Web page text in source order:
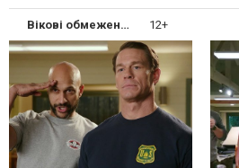
Вікові обмеження 12+